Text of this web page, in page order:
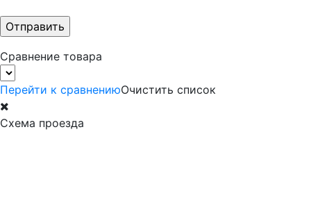
Сравнение товара
Перейти к сравнениюОчистить список
Схема проезда